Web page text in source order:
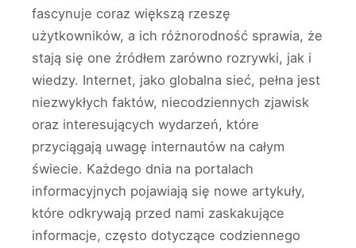
fascynuje coraz większą rzeszę
użytkowników, a ich różnorodność sprawia, że
stają się one źródłem zarówno rozrywki, jak i
wiedzy. Internet, jako globalna sieć, pełna jest
niezwykłych faktów, niecodziennych zjawisk
oraz interesujących wydarzeń, które
przyciągają uwagę internautów na całym
świecie. Każdego dnia na portalach
informacyjnych pojawiają się nowe artykuły,
które odkrywają przed nami zaskakujące
informacje, często dotyczące codziennego